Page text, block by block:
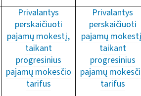
Privalantys
perskaičiuoti
pajamų mokestį,
taikant
progresinius
pajamų mokesčio
tarifus
Privalantys
perskaičiuoti
pajamų
taikant
progresinius
pajamų
tarifus